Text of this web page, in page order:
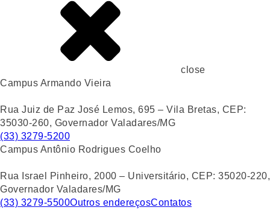
close
Campus Armando Vieira
Rua Juiz de Paz José Lemos, 695 – Vila Bretas, CEP:
35030-260, Governador Valadares/MG
(33) 3279-5200
Campus Antônio Rodrigues Coelho
Rua Israel Pinheiro, 2000 – Universitário, CEP: 35020-220,
Governador Valadares/MG
(33) 3279-5500Outros endereçosContatos